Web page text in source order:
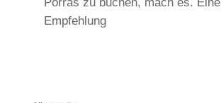
Porras zu buchen, mach es.
Empfehlung